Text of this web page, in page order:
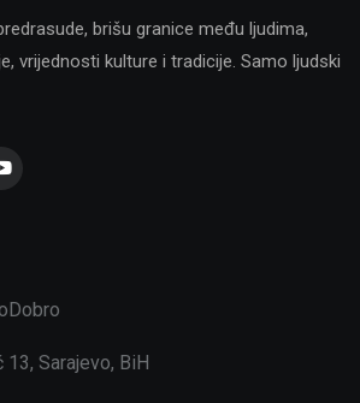
brišu granice među ljudima,
vrijednosti kulture i tradicije. Samo ljudski
Sarajevo, BiH